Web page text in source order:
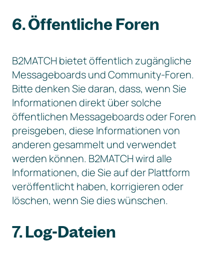
6. Öffentliche Foren
B2MATCH bietet öffentlich zugängliche
Messageboards und Community-Foren.
Bitte denken Sie daran, dass, wenn Sie
Informationen direkt über solche
öffentlichen Messageboards oder Foren
preisgeben, diese Informationen von
anderen gesammelt und verwendet
werden können. B2MATCH wird alle
Informationen, die Sie auf der Plattform
veröffentlicht haben, korrigieren oder
löschen, wenn Sie dies wünschen.
7. Log-Dateien